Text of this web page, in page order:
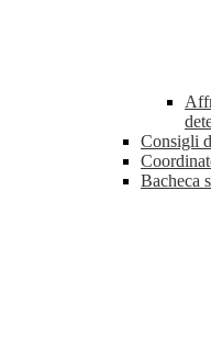
Consigli
Bacheca